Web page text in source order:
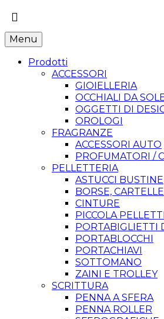
Menu
Prodotti
ACCESSORI
GIOIELLERIA
OCCHIALI DA
OGGETTI DI
OROLOGI
FRAGRANZE
ACCESSORI AUTO
PROFUMATORI /
PELLETTERIA
ASTUCCI BUSTINE
BORSE, CARTELLE
CINTURE
PICCOLA
PORTABIGLIETTI
PORTABLOCCHI
PORTACHIAVI
SOTTOMANO
ZAINI E TROLLEY
SCRITTURA
PENNA A SFERA
PENNA ROLLER